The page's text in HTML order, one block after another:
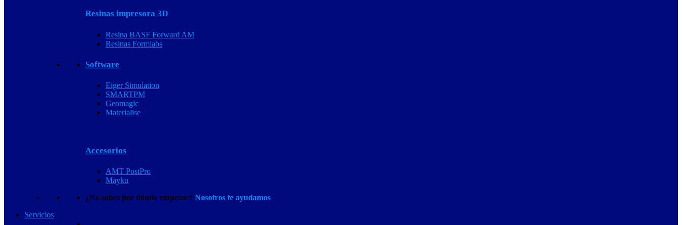
Resinas impresora 3D
Resina BASF Forward AM
Resinas Formlabs
Software
Eiger Simulation
SMARTPM
Geomagic
Materialise
Accesorios
AMT PostPro
Mayku
¿No sabes por dónde empezar? Nosotros te ayudamos
Servicios